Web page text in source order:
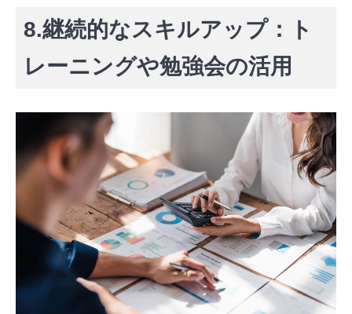
8.継続的なスキルアップ：ト
レーニングや勉強会の活用